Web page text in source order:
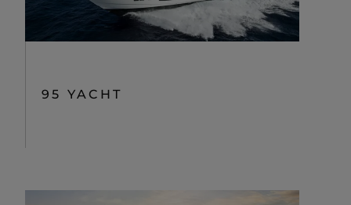
95 YACHT